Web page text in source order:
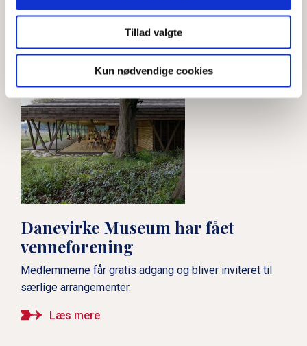
Tillad valgte
Kun nødvendige cookies
LÆS MERE
Danevirke Museum har fået
venneforening
Medlemmerne får gratis adgang og bliver inviteret til
særlige arrangementer.
Læs mere